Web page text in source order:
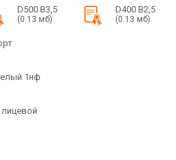
D500 B3,5
(0.13 мб)
D400 B2,5
(0.13 мб)
1нф